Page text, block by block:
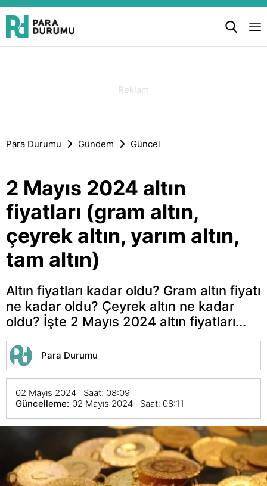
Para Durumu Gündem Güncel
2 Mayıs 2024 altın
fiyatları (gram altın,
çeyrek altın, yarım altın,
tam altın)
Altın fiyatları kadar oldu? Gram altın fiyatı
ne kadar oldu? Çeyrek altın ne kadar
oldu? İşte 2 Mayıs 2024 altın fiyatları...
Para Durumu
02 Mayıs 2024 Saat: 08:09
Güncelleme: 02 Mayıs 2024 Saat: 08:11